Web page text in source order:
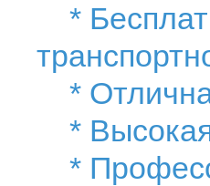
*
*
* Высокая
*